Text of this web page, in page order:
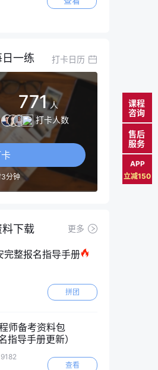
一练 打卡日历
771 人
打卡人数
3分钟
下载 更多
整报名指导手册
拼团
师备考资料包
指导手册更新）
查看
课程
咨询
售后
服务
APP
立减150